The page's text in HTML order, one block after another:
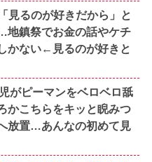
見るのが好きだから」と
地鎮祭でお金の話やケチ
かない←見るのが好きと
がピーマンをベロベロ舐
かこちらをキッと睨みつ
放置…あんなの初めて見